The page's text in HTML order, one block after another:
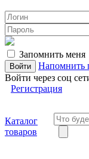
Запомнить меня
Напомнить
Войти через соц
Регистрация
Каталог
товаров